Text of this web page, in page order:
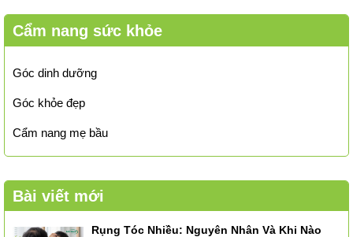
Cẩm nang sức khỏe
Góc dinh dưỡng
Góc khỏe đẹp
Cẩm nang mẹ bầu
Bài viết mới
Rụng Tóc Nhiều: Nguyên Nhân Và Khi Nào